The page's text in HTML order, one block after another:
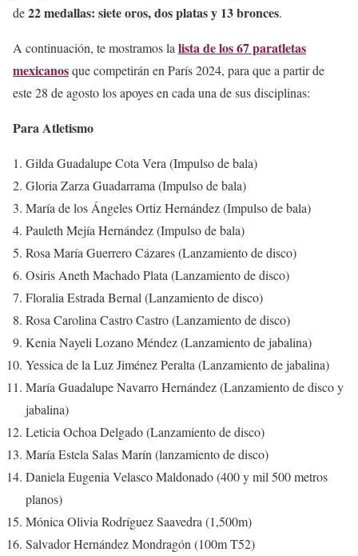
de22 medallas: siete oros, dos platas y 13 bronces.
A continuación, te mostramos la lista de los 67 paratletas
mexicanosque competirán en París 2024, para que a partir de
este 28 de agosto los apoyes en cada una de sus disciplinas:
Para Atletismo
Gilda Guadalupe Cota Vera (Impulso de bala)
Gloria Zarza Guadarrama (Impulso de bala)
María de los Ángeles Ortiz Hernández (Impulso de bala)
Pauleth Mejía Hernández (Impulso de bala)
Rosa María Guerrero Cázares (Lanzamiento de disco)
Osiris Aneth Machado Plata (Lanzamiento de disco)
Floralia Estrada Bernal (Lanzamiento de disco)
Rosa Carolina Castro Castro (Lanzamiento de disco)
Kenia Nayeli Lozano Méndez (Lanzamiento de jabalina)
Yessica de la Luz Jiménez Peralta (Lanzamiento de jabalina)
María Guadalupe Navarro Hernández (Lanzamiento de disco y
jabalina)
Leticia Ochoa Delgado (Lanzamiento de disco)
María Estela Salas Marín (lanzamiento de disco)
Daniela Eugenia Velasco Maldonado (400 y mil 500 metros
planos)
Mónica Olivia Rodríguez Saavedra (1,500m)
Salvador Hernández Mondragón (100m T52)